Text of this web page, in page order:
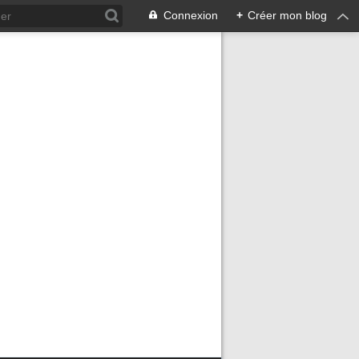
Connexion + Créer mon blog